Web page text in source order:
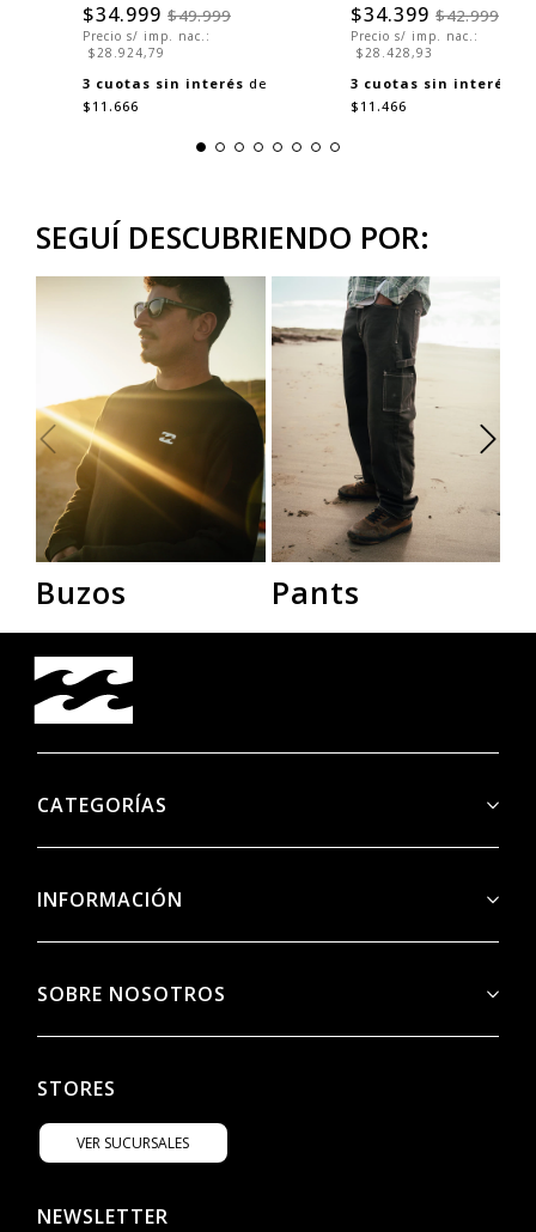
$34.999 $49.999
Precio s/ imp. nac.:
$28.924,79
3 cuotas sin interés de
$11.666
$34.399 $42.999
Precio s/ imp. nac.:
$28.428,93
3 cuotas sin interés
$11.466
SEGUÍ DESCUBRIENDO POR:
Buzos Pants
CATEGORÍAS
INFORMACIÓN
SOBRE NOSOTROS
STORES
VER SUCURSALES
NEWSLETTER